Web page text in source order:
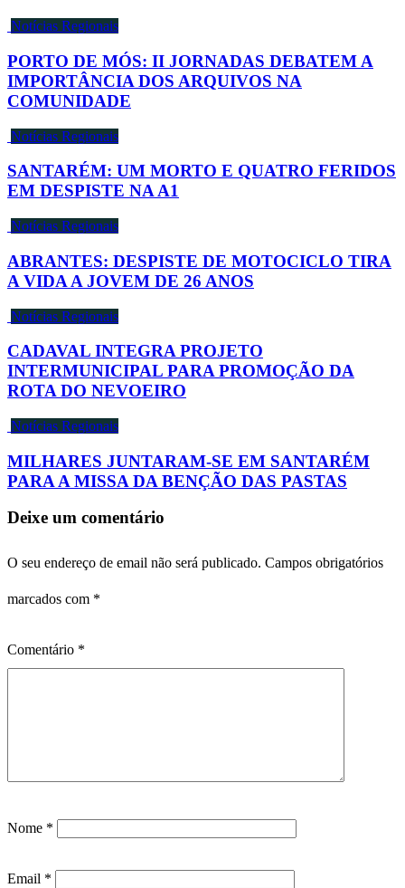
Notícias Regionais
PORTO DE MÓS: II JORNADAS DEBATEM A
IMPORTÂNCIA DOS ARQUIVOS NA
COMUNIDADE
Notícias Regionais
SANTARÉM: UM MORTO E QUATRO FERIDOS
EM DESPISTE NA A1
Notícias Regionais
ABRANTES: DESPISTE DE MOTOCICLO TIRA
A VIDA A JOVEM DE 26 ANOS
Notícias Regionais
CADAVAL INTEGRA PROJETO
INTERMUNICIPAL PARA PROMOÇÃO DA
ROTA DO NEVOEIRO
Notícias Regionais
MILHARES JUNTARAM-SE EM SANTARÉM
PARA A MISSA DA BENÇÃO DAS PASTAS
Deixe um comentário
O seu endereço de email não será publicado. Campos obrigatórios
marcados com *
Comentário *
Nome *
Email *